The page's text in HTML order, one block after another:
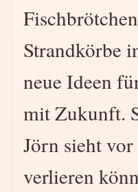
Strandkörbe
neue Ideen
mit Zukunft.
Jörn sieht
verlieren